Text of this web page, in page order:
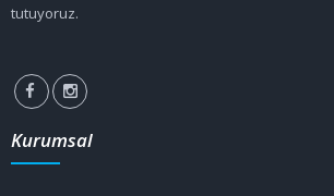
tutuyoruz.
Kurumsal